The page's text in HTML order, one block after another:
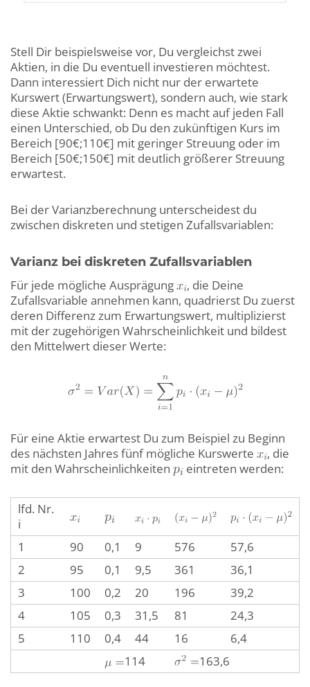
Stell Dir beispielsweise vor, Du vergleichst zwei
Aktien, in die Du eventuell investieren möchtest.
Dann interessiert Dich nicht nur der erwartete
Kurswert (Erwartungswert), sondern auch, wie stark
diese Aktie schwankt: Denn es macht auf jeden Fall
einen Unterschied, ob Du den zukünftigen Kurs im
Bereich [90€;110€] mit geringer Streuung oder im
Bereich [50€;150€] mit deutlich größerer Streuung
erwartest.
Bei der Varianzberechnung unterscheidest du
zwischen diskreten und stetigen Zufallsvariablen:
Varianz bei diskreten Zufallsvariablen
Für jede mögliche Ausprägung
, die Deine
Zufallsvariable annehmen kann, quadrierst Du zuerst
deren Differenz zum Erwartungswert, multiplizierst
mit der zugehörigen Wahrscheinlichkeit und bildest
den Mittelwert dieser Werte:
Für eine Aktie erwartest Du zum Beispiel zu Beginn
des nächsten Jahres fünf mögliche Kurswerte
, die
mit den Wahrscheinlichkeiten
eintreten werden:
lfd. Nr.
i
1
90 0,1 9 576
57,6
2
95 0,1 9,5 361
36,1
3
100 0,2 20 196
39,2
4
105 0,3 31,5 81
24,3
5
110 0,4 44 16
6,4
114
163,6